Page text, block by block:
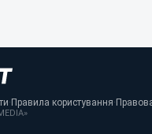
· Правила користування·